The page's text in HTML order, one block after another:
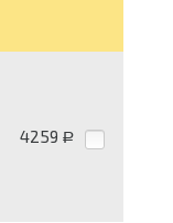
4259 Р